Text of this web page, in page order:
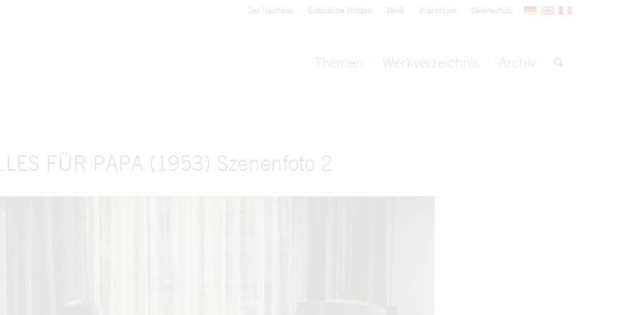
Der Nachlass Editorische Notizen Dank Impressum Datenschutz
Themen Werkverzeichnis Archiv
FÜR PAPA (1953) Szenenfoto 2